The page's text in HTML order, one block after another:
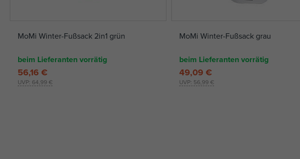
MoMi Winter-Fußsack 2in1 grün
beim Lieferanten vorrätig
UVP: 64,99 €
56,16 €
MoMi Winter-Fußsack grau
beim Lieferanten vorrätig
UVP: 56,99 €
49,09 €